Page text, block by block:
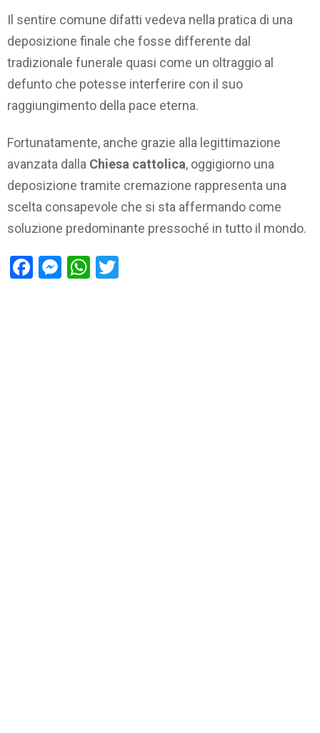
Il sentire comune difatti vedeva nella pratica di una
deposizione finale che fosse differente dal
tradizionale funerale quasi come un oltraggio al
defunto che potesse interferire con il suo
raggiungimento della pace eterna.
Fortunatamente, anche grazie alla legittimazione
avanzata dalla Chiesa cattolica, oggigiorno una
deposizione tramite cremazione rappresenta una
scelta consapevole che si sta affermando come
soluzione predominante pressoché in tutto il mondo.
Facebook
Messenger
WhatsApp